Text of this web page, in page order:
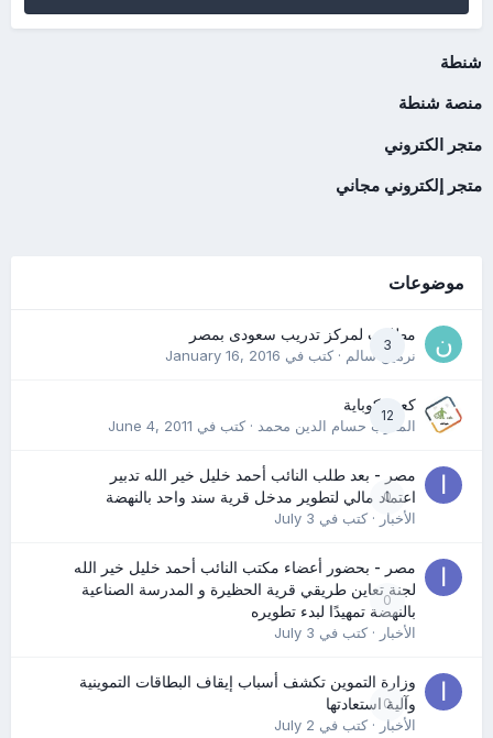
شنطة
منصة شنطة
متجر الكتروني
متجر إلكتروني مجاني
موضوعات
3
مطلوب لمركز تدريب سعودى بمصر
نرمين سالم· كتب في January 16, 2016
12
كعب كوباية
المدرب حسام الدين محمد· كتب في June 4, 2011
0
مصر - بعد طلب النائب أحمد خليل خير الله تدبير
اعتماد مالي لتطوير مدخل قرية سند واحد بالنهضة
الأخبار· كتب في July 3
0
مصر - بحضور أعضاء مكتب النائب أحمد خليل خير الله
لجنة تعاين طريقي قرية الحظيرة و المدرسة الصناعية
بالنهضة تمهيدًا لبدء تطويره
الأخبار· كتب في July 3
0
وزارة التموين تكشف أسباب إيقاف البطاقات التموينية
وآلية استعادتها
الأخبار· كتب في July 2